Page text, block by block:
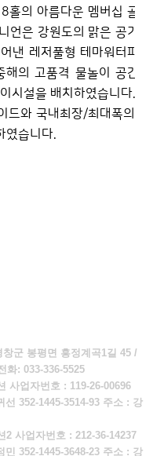
홀의 아름다운 멤버십 골프
언은 강원도의 맑은 공기와
낸 레저풀형 테마워터파크
의 고품격 물놀이 공간을
시설을 배치하였습니다. 국
드와 국내최장/최대폭의 훼
였습니다.
군 봉평면 흥정계곡1길 45 /
화: 033-336-5525
사업자번호 : 119-26-00696
선 352-1445-3514-93 주소 : 강
사업자번호 : 212-36-14237
민 352-1445-3648-23 주소 : 강